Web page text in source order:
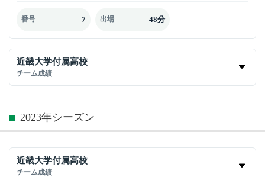
番号 7 出場 48分
近畿大学付属高校
チーム成績
2023年シーズン
近畿大学付属高校
チーム成績